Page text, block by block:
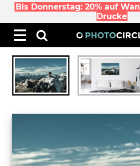
Bis Donnerstag: 20% auf
Drucke